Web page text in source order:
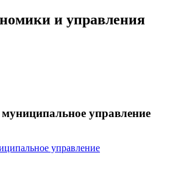
и управления
муниципальное управление
управление